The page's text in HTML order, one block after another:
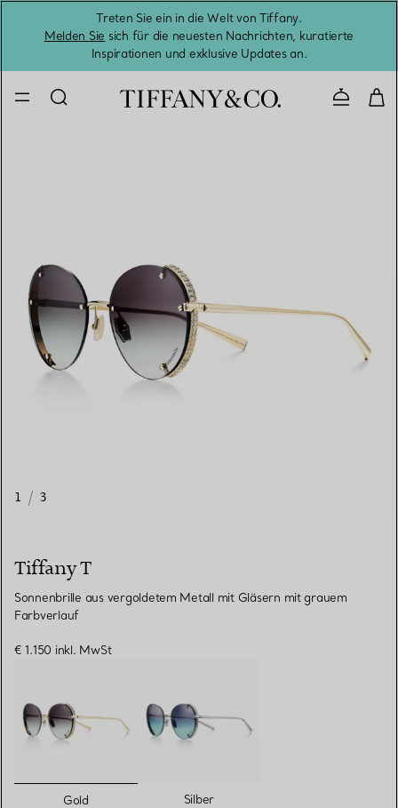
Treten Sie ein in die Welt von Tiffany.
Melden Sie sich für die neuesten Nachrichten, kuratierte
Inspirationen und exklusive Updates an.
1 / 3
Tiffany T
Sonnenbrille aus vergoldetem Metall mit Gläsern mit grauem
Farbverlauf
€ 1.150 inkl. MwSt
ausgewählt
Gold Silber